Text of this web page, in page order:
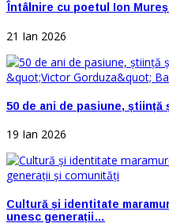
Întâlnire cu poetul Ion
21 Ian 2026
50 de ani de pasiune,
19 Ian 2026
Cultură și identitate
unesc generații…